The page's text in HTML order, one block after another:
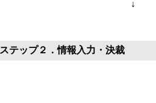
↓
ステップ２．情報入力・決裁